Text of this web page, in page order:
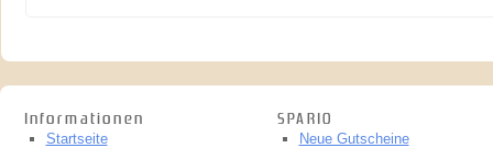
Informationen
Startseite
SPARIO
Neue Gutscheine